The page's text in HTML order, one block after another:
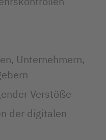
Unternehmern,
Verstöße
der digitalen